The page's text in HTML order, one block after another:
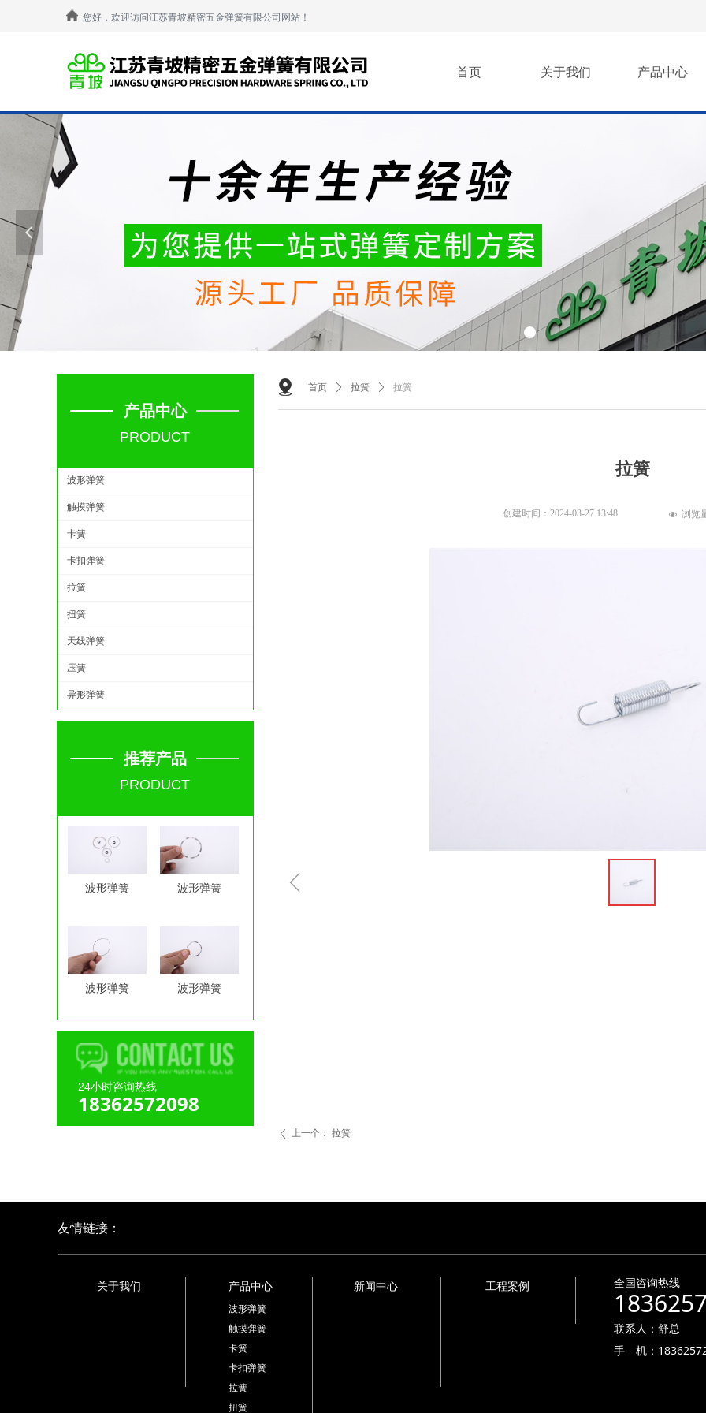
넳
首页 关于我们 产品中心
您好，欢迎访问江苏青坡精密五金弹簧有限公司网站！
首页 ꄲ 拉簧 ꄲ 拉簧
ꁆ
拉簧
ꄴ 上一个： 拉簧
波形弹簧
触摸弹簧
卡簧
卡扣弹簧
拉簧
扭簧
天线弹簧
压簧
异形弹簧
产品中心
PRODUCT
推荐产品
PRODUCT
波形弹簧 波形弹簧
波形弹簧 波形弹簧
24小时咨询热线
18362572098
创建时间： 2024-03-27 13:48 넶 浏览
友情链接：
关于我们 产品中心 新闻中心 工程案例
波形弹簧
触摸弹簧
卡簧
卡扣弹簧
拉簧
扭簧
全国咨询热线
联系人：舒总
手 机：